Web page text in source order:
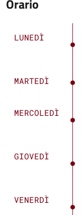
Orario
LUNEDÌ
MARTEDÌ
MERCOLEDÌ
GIOVEDÌ
VENERDÌ